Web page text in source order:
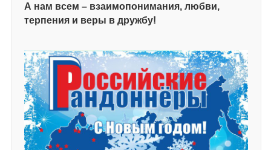
А нам всем – взаимопонимания, любви,
терпения и веры в дружбу!